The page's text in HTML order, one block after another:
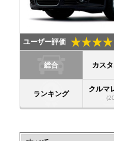
ユーザー評価
総合 カス
ランキング
クルマ